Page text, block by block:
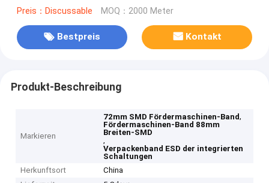
Preis：Discussable MOQ：2000 Meter
Bestpreis Kontakt
Produkt-Beschreibung
Markieren
72mm SMD Fördermaschinen-Band,
Fördermaschinen-Band 88mm
Breiten-SMD
,
Verpackenband ESD der integrierten
Schaltungen
Herkunftsort
China